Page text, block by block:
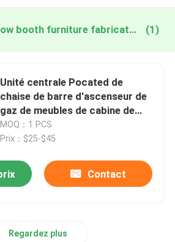
hotel trade show booth furniture fabrication en ligne (1)
Unité centrale Pocated de
chaise de barre d'ascenseur de
gaz de meubles de cabine de
salon commercial d'hôtel de
salon pour le café
MOQ：1 PCS
Prix：$25-$45
Contact
Regardez plus